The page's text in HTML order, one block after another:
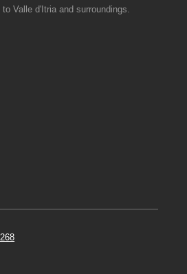
Valle d'Itria and surroundings.